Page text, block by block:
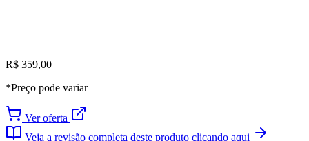
R$ 359,00
*Preço pode variar
Ver oferta
Veja a revisão completa deste produto clicando aqui